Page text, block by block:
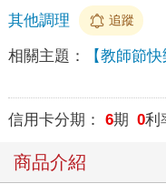
其他調理
追蹤
相關主題： 【教師節
信用卡分期： 6期 0利
商品介紹